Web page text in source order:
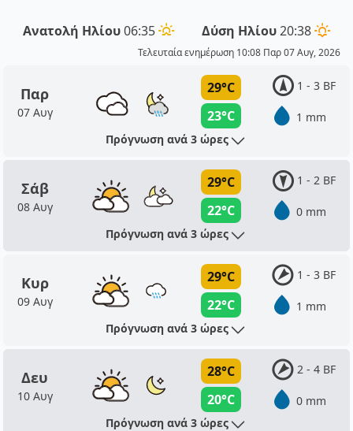
Ανατολή Ηλίου06:35 Δύση Ηλίου20:38
Τελευταία ενημέρωση 10:08 Παρ 07 Αυγ, 2026
Παρ
07 Αυγ
29°C
23°C
1 - 3 BF
1 mm
Πρόγνωση ανά 3 ώρες
Σάβ
08 Αυγ
29°C
22°C
1 - 2 BF
0 mm
Πρόγνωση ανά 3 ώρες
Κυρ
09 Αυγ
29°C
22°C
1 - 3 BF
1 mm
Πρόγνωση ανά 3 ώρες
Δευ
10 Αυγ
28°C
20°C
2 - 4 BF
0 mm
Πρόγνωση ανά 3 ώρες